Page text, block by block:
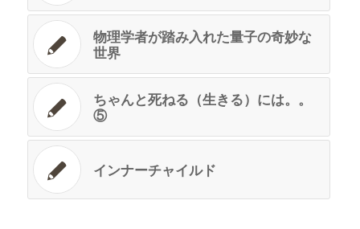
物理学者が踏み入れた量子の奇妙な
世界
ちゃんと死ねる（生きる）には。。
⑤
インナーチャイルド